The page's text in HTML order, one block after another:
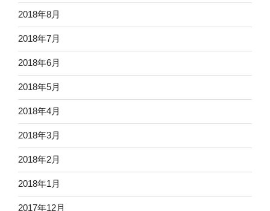
2018年8月
2018年7月
2018年6月
2018年5月
2018年4月
2018年3月
2018年2月
2018年1月
2017年12月